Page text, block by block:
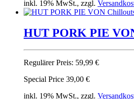
inkl. 19% MwSt., zzgl.
HUT PORK PIE
Regulärer Preis: 59,99 €
Special Price 39,00 €
inkl. 19% MwSt., zzgl.